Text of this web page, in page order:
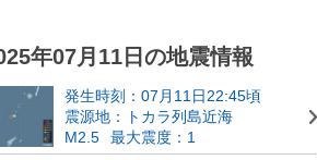
年07月11日の地震情報
発生時刻：07月11日22:45頃
震源地：トカラ列島近海
M2.5
最大震度：1